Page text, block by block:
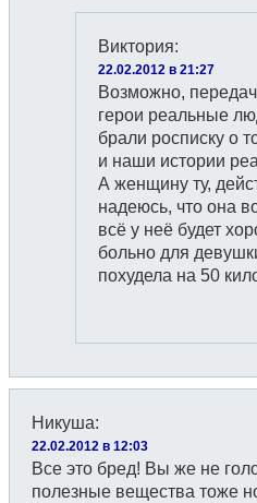
Виктория:
22.02.2012 в 21:27
Возможно,
герои реальные
брали росписку о
и наши истории
А женщину ту,
надеюсь, что она
всё у неё будет
больно для
похудела на 50
Никуша:
22.02.2012 в 12:03
Все это бред! Вы же не
полезные вещества тоже